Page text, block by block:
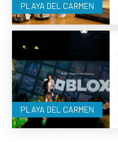
PLAYA DEL CARMEN
PLAYA DEL CARMEN